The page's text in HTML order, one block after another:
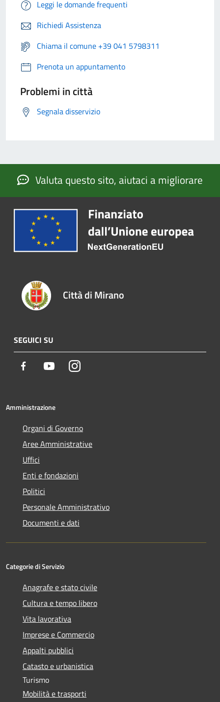
Leggi le domande frequenti
Richiedi Assistenza
Chiama il comune +39 041 5798311
Prenota un appuntamento
Problemi in città
Segnala disservizio
Valuta questo sito, aiutaci a migliorare
Città di Mirano
SEGUICI SU
Facebook YoutubeInstagram
Amministrazione
Organi di Governo
Aree Amministrative
Uffici
Enti e fondazioni
Politici
Personale Amministrativo
Documenti e dati
Categorie di Servizio
Anagrafe e stato civile
Cultura e tempo libero
Vita lavorativa
Imprese e Commercio
Appalti pubblici
Catasto e urbanistica
Turismo
Mobilità e trasporti